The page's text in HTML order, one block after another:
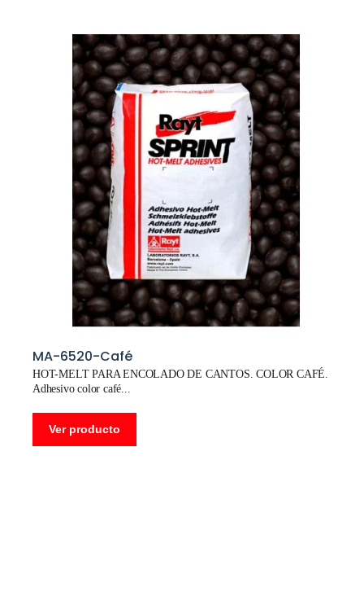
MA-6520-Café
HOT-MELT PARA ENCOLADO DE CANTOS. COLOR CAFÉ.
Adhesivo color café
Ver producto